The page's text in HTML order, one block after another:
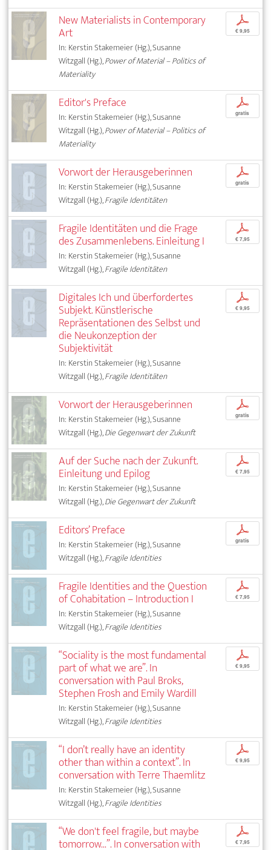
New Materialists in Contemporary
Art
In: Kerstin Stakemeier (Hg.), Susanne
Witzgall (Hg.),Power of Material – Politics of
Materiality
p
€ 9,95
Editor's Preface
In: Kerstin Stakemeier (Hg.), Susanne
Witzgall (Hg.),Power of Material – Politics of
Materiality
p
gratis
Vorwort der Herausgeberinnen
In: Kerstin Stakemeier (Hg.), Susanne
Witzgall (Hg.),Fragile Identitäten
p
gratis
Fragile Identitäten und die Frage
des Zusammenlebens. Einleitung I
In: Kerstin Stakemeier (Hg.), Susanne
Witzgall (Hg.),Fragile Identitäten
p
€ 7,95
Digitales Ich und überfordertes
Subjekt. Künstlerische
Repräsentationen des Selbst und
die Neukonzeption der
Subjektivität
In: Kerstin Stakemeier (Hg.), Susanne
Witzgall (Hg.),Fragile Identitäten
p
€ 9,95
Vorwort der Herausgeberinnen
In: Kerstin Stakemeier (Hg.), Susanne
Witzgall (Hg.),Die Gegenwart der Zukunft
p
gratis
Auf der Suche nach der Zukunft.
Einleitung und Epilog
In: Kerstin Stakemeier (Hg.), Susanne
Witzgall (Hg.),Die Gegenwart der Zukunft
p
€ 7,95
Editors’ Preface
In: Kerstin Stakemeier (Hg.), Susanne
Witzgall (Hg.),Fragile Identities
p
gratis
Fragile Identities and the Question
of Cohabitation – Introduction I
In: Kerstin Stakemeier (Hg.), Susanne
Witzgall (Hg.),Fragile Identities
p
€ 7,95
“Sociality is the most fundamental
part of what we are”. In
conversation with Paul Broks,
Stephen Frosh and Emily Wardill
In: Kerstin Stakemeier (Hg.), Susanne
Witzgall (Hg.),Fragile Identities
p
€ 9,95
“I don’t really have an identity
other than within a context”. In
conversation with Terre Thaemlitz
In: Kerstin Stakemeier (Hg.), Susanne
Witzgall (Hg.),Fragile Identities
p
€ 9,95
“We don't feel fragile, but maybe
tomorrow...”. In conversation with
p
€ 7,95